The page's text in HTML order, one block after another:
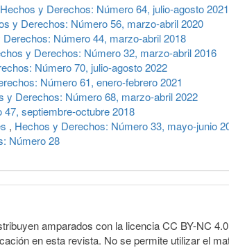
Hechos y Derechos: Número 64, julio-agosto 2021
y Derechos: Número 56, marzo-abril 2020
Número 44, marzo-abril 2018
y Derechos: Número 32, marzo-abril 2016
Número 70, julio-agosto 2022
Número 61, enero-febrero 2021
y Derechos: Número 68, marzo-abril 2022
septiembre-octubre 2018
, Hechos y Derechos: Número 33, mayo-junio
Número 28
amparados con la licencia CC BY-NC
en esta revista. No se permite utilizar el